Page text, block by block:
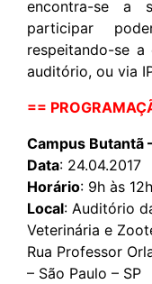
encontra-se a
participar
respeitando-se
auditório, ou via
==
Campus Butantã
Data: 24.04.2017
Horário: 9h às 12h
Local: Auditório
Veterinária e
Rua Professor
– São Paulo – SP